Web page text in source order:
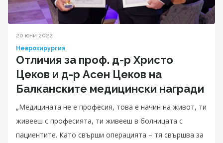
20 юни 2022
Неврохирургия
Отличия за проф. д-р Христо
Цеков и д-р Асен Цеков на
Балканските медицински награди
„Медицината не е професия, това е начин на живот, ти
живееш с професията, ти живееш в болницата с
пациентите. Като свърши операцията – тя свършва за